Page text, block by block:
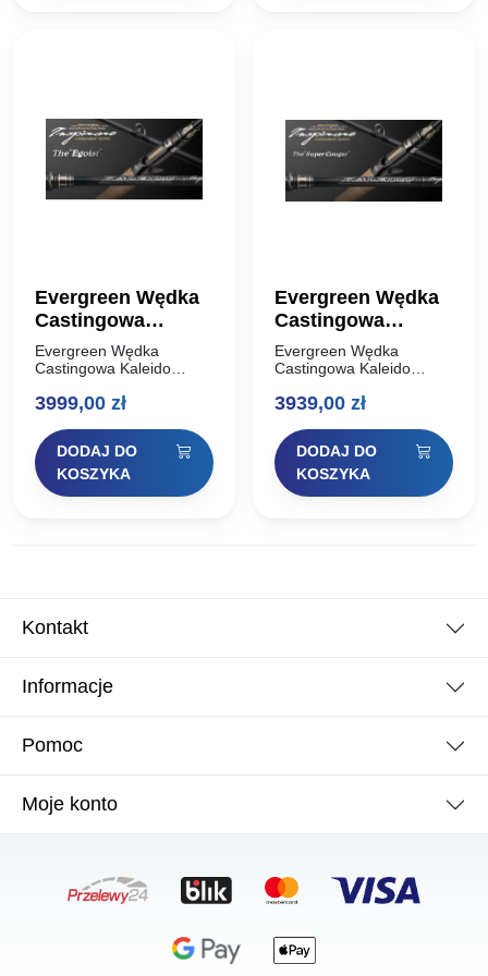
Evergreen Wędka
Castingowa
Kaleido Inspirare
Tournament Series
10,5g – 28g
Evergreen Wędka
Castingowa Kaleido
Series The Egoist 213cm
Egoist zadebiutował w
2001 roku jako synonim
ultraczułych wędek
wykorzystujących
3999,00 zł
DODAJ DO
KOSZYKA
Evergreen Wędka
Castingowa
Kaleido Inspirare
Tournament Series
208cm 7g – 21g
Evergreen Wędka
Castingowa Kaleido
Series The Super Cougar
„Super Cougar” to wędka,
która w maksymalnym
stopniu wykorzystuje
zalety…
3939,00 zł
DODAJ DO
KOSZYKA
Kontakt
Informacje
Pomoc
Moje konto